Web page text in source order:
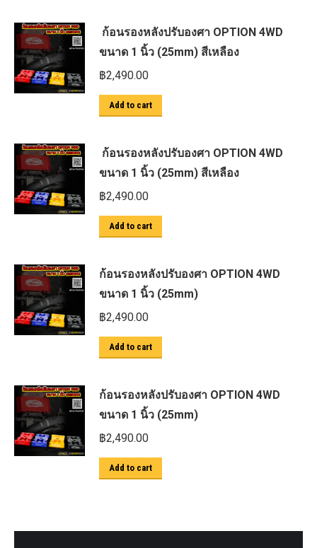
ก้อนรองหลังปรับองศา OPTION 4WD
ขนาด 1 นิ้ว (25mm) สีเหลือง
฿2,490.00
Add to cart
ก้อนรองหลังปรับองศา OPTION 4WD
ขนาด 1 นิ้ว (25mm) สีเหลือง
฿2,490.00
Add to cart
ก้อนรองหลังปรับองศา OPTION 4WD
ขนาด 1 นิ้ว (25mm)
฿2,490.00
Add to cart
ก้อนรองหลังปรับองศา OPTION 4WD
ขนาด 1 นิ้ว (25mm)
฿2,490.00
Add to cart